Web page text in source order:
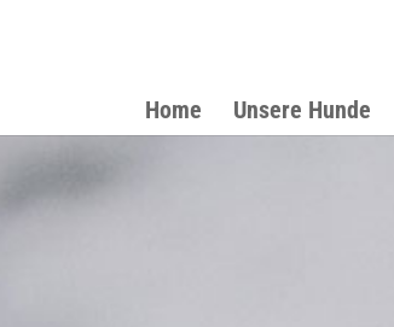
Home Unsere Hunde